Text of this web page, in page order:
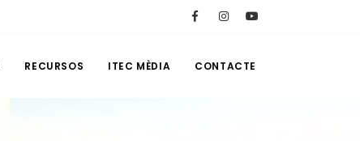
RECURSOS ITEC MÈDIA CONTACTE